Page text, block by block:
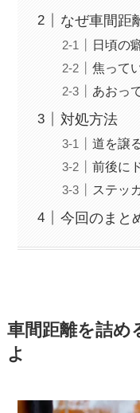
なぜ車間距
日頃の
焦って
あおっ
対処方法
道を譲
前後に
ステッ
今回のまと
車間距離を詰め
よ